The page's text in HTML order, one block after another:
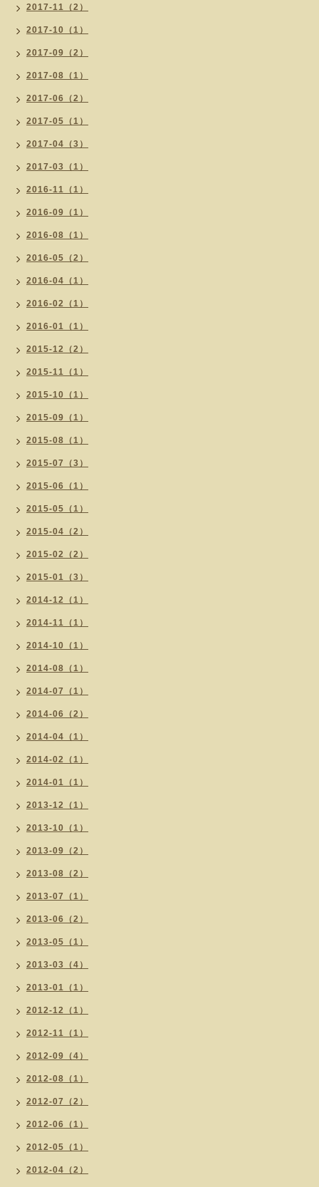
2017-11（2）
2017-10（1）
2017-09（2）
2017-08（1）
2017-06（2）
2017-05（1）
2017-04（3）
2017-03（1）
2016-11（1）
2016-09（1）
2016-08（1）
2016-05（2）
2016-04（1）
2016-02（1）
2016-01（1）
2015-12（2）
2015-11（1）
2015-10（1）
2015-09（1）
2015-08（1）
2015-07（3）
2015-06（1）
2015-05（1）
2015-04（2）
2015-02（2）
2015-01（3）
2014-12（1）
2014-11（1）
2014-10（1）
2014-08（1）
2014-07（1）
2014-06（2）
2014-04（1）
2014-02（1）
2014-01（1）
2013-12（1）
2013-10（1）
2013-09（2）
2013-08（2）
2013-07（1）
2013-06（2）
2013-05（1）
2013-03（4）
2013-01（1）
2012-12（1）
2012-11（1）
2012-09（4）
2012-08（1）
2012-07（2）
2012-06（1）
2012-05（1）
2012-04（2）